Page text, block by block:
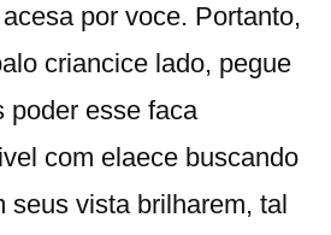
por voce. Portanto,
criancice lado, pegue
poder esse faca
com elaece buscando
seus vista brilharem, tal